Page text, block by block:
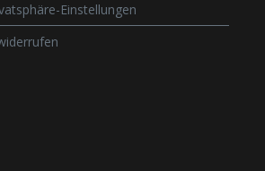
Einstellungen